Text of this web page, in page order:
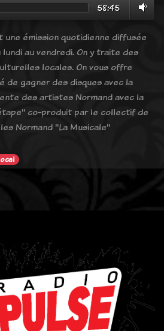
58:45
une émission quotidienne diffusée
lundi au vendredi. On y traite des
locales. On vous offre
de gagner des disques avec la
des artistes Normand avec la
co-produit par le collectif de
Normand "La Musicale"